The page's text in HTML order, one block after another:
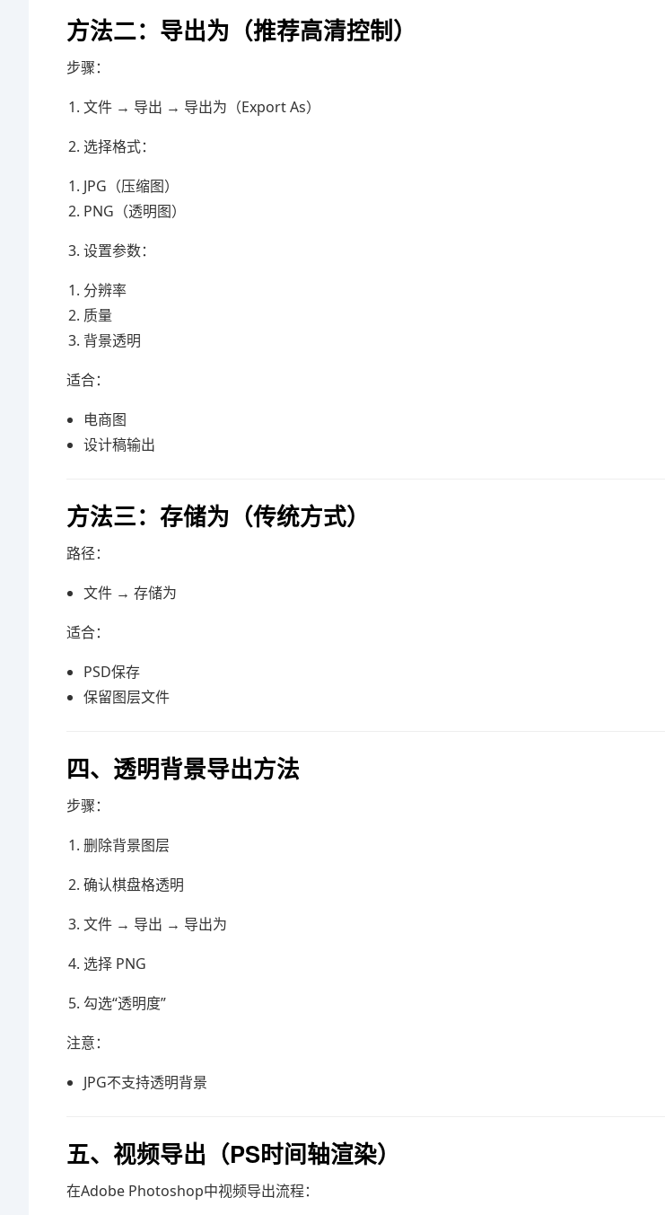
方法二：导出为（推荐高清控制）
步骤：
文件 → 导出 → 导出为（Export As）
选择格式：
JPG（压缩图）
PNG（透明图）
设置参数：
分辨率
质量
背景透明
适合：
电商图
设计稿输出
方法三：存储为（传统方式）
路径：
文件 → 存储为
适合：
PSD保存
保留图层文件
四、透明背景导出方法
步骤：
删除背景图层
确认棋盘格透明
文件 → 导出 → 导出为
选择 PNG
勾选“透明度”
注意：
JPG不支持透明背景
五、视频导出（PS时间轴渲染）
在Adobe Photoshop中视频导出流程：